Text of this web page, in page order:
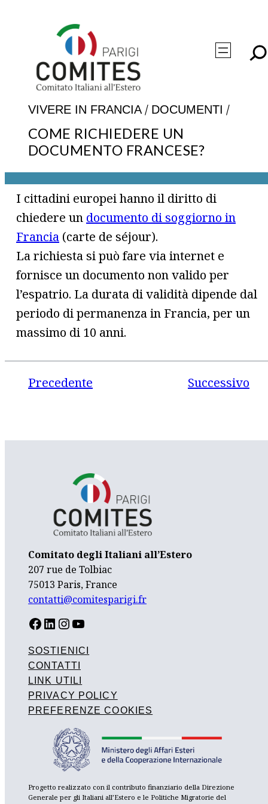
VIVERE IN FRANCIA/ DOCUMENTI /
COME RICHIEDERE UN
DOCUMENTO FRANCESE?
I cittadini europei hanno il diritto di
chiedere un documento di soggiorno in
Francia (carte de séjour).
La richiesta si può fare via internet e
fornisce un documento non valido per
l’espatrio. La durata di validità dipende dal
periodo di permanenza in Francia, per un
massimo di 10 anni.
Precedente Successivo
Comitato degli Italiani all’Estero
207 rue de Tolbiac
75013 Paris, France
contatti@comitesparigi.fr
FACEBOOK LINKEDIN INSTAGRAM YOUTUBE
SOSTIENICI
CONTATTI
LINK UTILI
PRIVACY POLICY
PREFERENZE COOKIES
Progetto realizzato con il contributo finanziario della Direzione
Generale per gli Italiani all’Estero e le Politiche Migratorie del